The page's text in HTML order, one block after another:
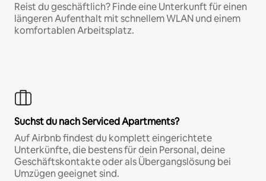
Reist du geschäftlich? Finde eine Unterkunft für einen
längeren Aufenthalt mit schnellem WLAN und einem
komfortablen Arbeitsplatz.
Suchst du nach Serviced Apartments?
Auf Airbnb findest du komplett eingerichtete
Unterkünfte, die bestens für dein Personal, deine
Geschäftskontakte oder als Übergangslösung bei
Umzügen geeignet sind.